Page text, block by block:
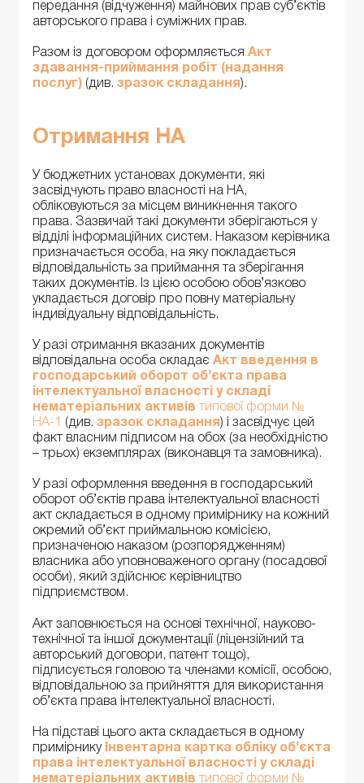
передання (відчуження) майнових прав суб’єктів
авторського права і суміжних прав.
Разом із договором оформляється Акт
здавання-приймання робіт (надання
послуг) (див. зразок складання ).
Отримання НА
У бюджетних установах документи, які
засвідчують право власності на НА,
обліковуються за місцем виникнення такого
права. Зазвичай такі документи зберігаються у
відділі інформаційних систем. Наказом керівника
призначається особа, на яку покладається
відповідальність за приймання та зберігання
таких документів. Із цією особою обов’язково
укладається договір про повну матеріальну
індивідуальну відповідальність.
У разі отримання вказаних документів
відповідальна особа складає Акт введення в
господарський оборот об’єкта права
інтелектуальної власності у складі
нематеріальних активів типової форми №
НА-1
(див. зразок складання ) і засвідчує цей
факт власним підписом на обох (за необхідністю
– трьох) екземплярах (виконавця та замовника).
У разі оформлення введення в господарський
оборот об’єктів права інтелектуальної власності
акт складається в одному примірнику на кожний
окремий об’єкт приймальною комісією,
призначеною наказом (розпорядженням)
власника або уповноваженого органу (посадової
особи), який здійснює керівництво
підприємством.
Акт заповнюється на основі технічної, науково-
технічної та іншої документації (ліцензійний та
авторський договори, патент тощо),
підписується головою та членами комісії, особою,
відповідальною за прийняття для використання
об’єкта права інтелектуальної власності.
На підставі цього акта складається в одному
примірнику Інвентарна картка обліку об’єк­та
права інтелектуальної власності у складі
нематеріальних активів типової форми №